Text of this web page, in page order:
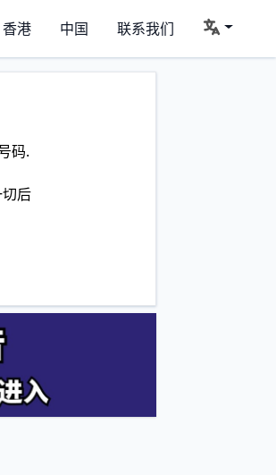
香港 中国 联系我们
码.
后